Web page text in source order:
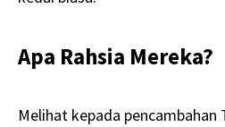
Apa Rahsia Mereka?
Melihat kepada pencambahan